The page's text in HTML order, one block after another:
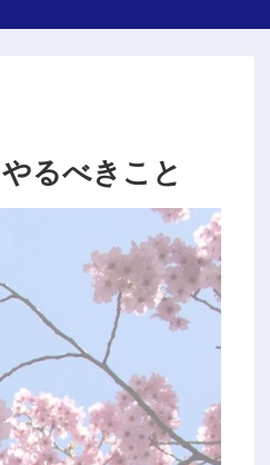
るべきこと